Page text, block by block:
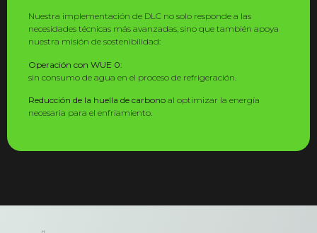
Nuestra implementación de DLC no solo responde a las
necesidades técnicas más avanzadas, sino que también apoya
nuestra misión de sostenibilidad:
Operación con WUE 0:
sin consumo de agua en el proceso de refrigeración.
Reducción de la huella de carbono al optimizar la energía
necesaria para el enfriamiento.